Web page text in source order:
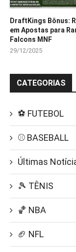
DraftKings Bônus:
em Apostas para
Falcons MNF
29/12/2025
CATEGORIAS
⚽ FUTEBOL
⚾ BASEBALL
Últimas
🎾 TÊNIS
🏀 NBA
🏈 NFL